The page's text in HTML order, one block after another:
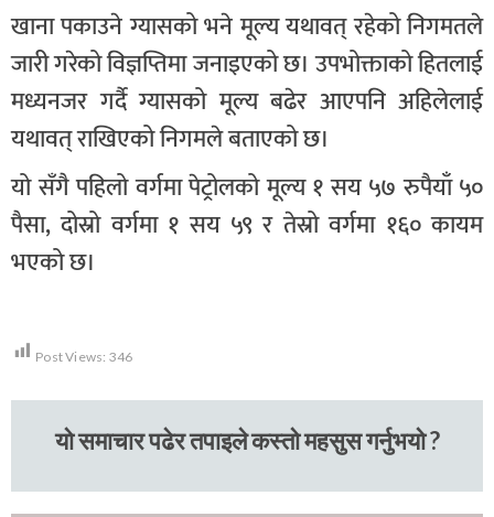
खाना पकाउने ग्यासको भने मूल्य यथावत् रहेको निगमतले
जारी गरेको विज्ञप्तिमा जनाइएको छ। उपभोक्ताको हितलाई
मध्यनजर गर्दै ग्यासको मूल्य बढेर आएपनि अहिलेलाई
यथावत् राखिएको निगमले बताएको छ।
यो सँगै पहिलो वर्गमा पेट्रोलको मूल्य १ सय ५७ रुपैयाँ ५०
पैसा, दोस्रो वर्गमा १ सय ५९ र तेस्रो वर्गमा १६० कायम
भएको छ।
Post Views: 346
यो समाचार पढेर तपाइले कस्तो महसुस गर्नुभयो ?